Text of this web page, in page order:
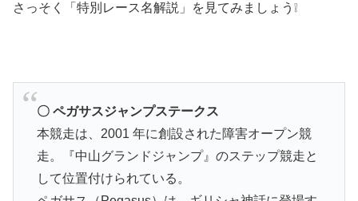
さっそく「特別レース名解説」を見てみましょう❕
〇 ペガサスジャンプステークス
本競走は、2001 年に創設された障害オープン競
走。『中山グランドジャンプ』のステップ競走と
して位置付けられている。